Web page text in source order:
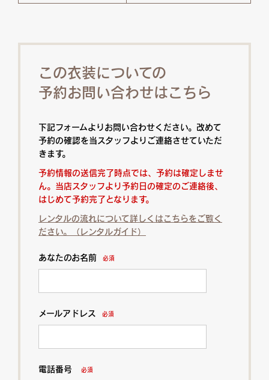
この衣装についての
予約お問い合わせはこちら
下記フォームよりお問い合わせください。改めて
予約の確認を当スタッフよりご連絡させていただ
きます。
予約情報の送信完了時点では、予約は確定しませ
ん。当店スタッフより予約日の確定のご連絡後、
はじめて予約完了となります。
レンタルの流れについて詳しくはこちらをご覧く
ださい。（レンタルガイド）
あなたのお名前 必須
メールアドレス 必須
電話番号 必須